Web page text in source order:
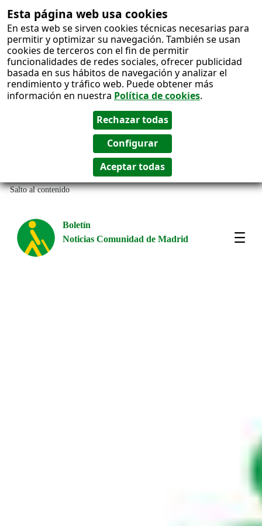
Esta página web usa cookies
En esta web se sirven cookies técnicas necesarias para
permitir y optimizar su navegación. También se usan
cookies de terceros con el fin de permitir
funcionalidades de redes sociales, ofrecer publicidad
basada en sus hábitos de navegación y analizar el
rendimiento y tráfico web. Puede obtener más
información en nuestra Política de cookies.
Salto al contenido
Boletín
Noticias Comunidad de Madrid